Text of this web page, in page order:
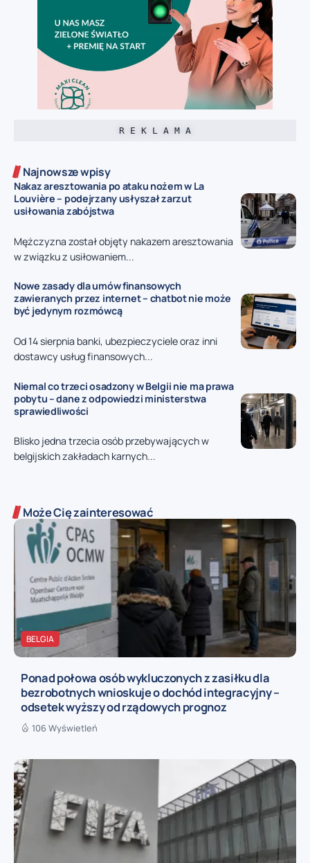
R E K L A M A
Najnowsze wpisy
Nakaz aresztowania po ataku nożem w La
Louvière – podejrzany usłyszał zarzut
usiłowania zabójstwa
Mężczyzna został objęty nakazem aresztowania
w związku z usiłowaniem...
Nowe zasady dla umów finansowych
zawieranych przez internet – chatbot nie może
być jedynym rozmówcą
Od 14 sierpnia banki, ubezpieczyciele oraz inni
dostawcy usług finansowych...
Niemal co trzeci osadzony w Belgii nie ma prawa
pobytu – dane z odpowiedzi ministerstwa
sprawiedliwości
Blisko jedna trzecia osób przebywających w
belgijskich zakładach karnych...
Może Cię zainteresować
BELGIA
Ponad połowa osób wykluczonych z zasiłku dla
bezrobotnych wnioskuje o dochód integracyjny –
odsetek wyższy od rządowych prognoz
106 Wyświetleń